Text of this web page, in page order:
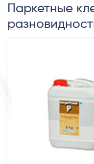
Паркетные